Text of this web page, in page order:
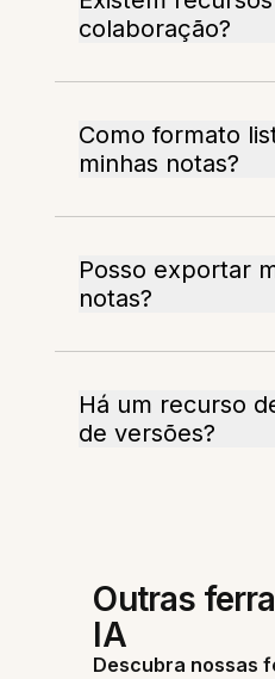
colaboração?
Como formato
minhas notas?
Posso exportar
notas?
Há um recurso
de versões?
Outras
IA
Descubra nossas